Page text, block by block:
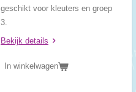
geschikt voor kleuters en groep
3.
Bekijk details
In winkelwagen